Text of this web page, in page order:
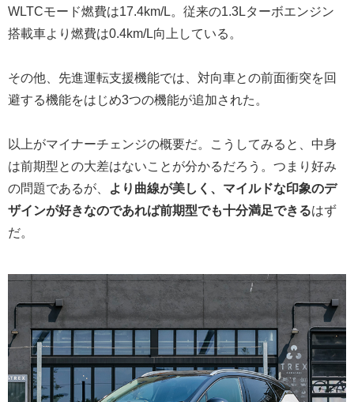
WLTCモード燃費は17.4km/L。従来の1.3Lターボエンジン
搭載車より燃費は0.4km/L向上している。
その他、先進運転支援機能では、対向車との前面衝突を回
避する機能をはじめ3つの機能が追加された。
以上がマイナーチェンジの概要だ。こうしてみると、中身
は前期型との大差はないことが分かるだろう。つまり好み
の問題であるが、
より曲線が美しく、マイルドな印象のデ
ザインが好きなのであれば前期型でも十分満足できるはず
だ。